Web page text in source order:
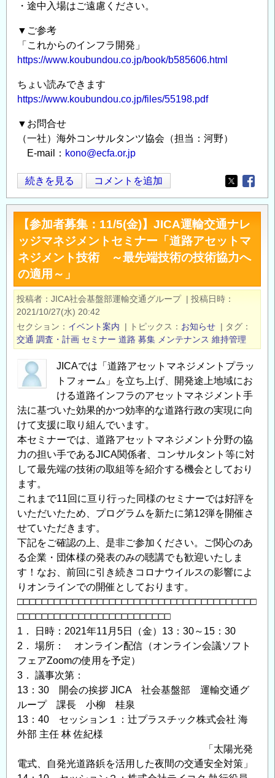
・途中入場はご遠慮ください。
▼ご参考
「これからのインフラ開発」
https://www.koubundou.co.jp/book/b585606.html
ちょい読みできます
https://www.koubundou.co.jp/files/55198.pdf
▼お問合せ
（一社）海外コンサルタンツ協会（担当：河野）
E-mail： kono@ecfa.or.jp
SSDGs
勉
強
会
「こ
れ
か
ら
の
ン
フ
ラ
開
（11
月
～
1
月）
＠
Zoom
ご
案
内
の
続きを見る コメントを追加
Opens in
【参加者募集：11/5(金)】JICA運輸交通ナレ
ッジマネジメントセミナー「道路アセットマ
ネジメント技術 ～最先端技術の技術協力へ
の適用～」
投稿者 JICA社会基盤部運輸交通グループ | 投稿日時
2021/10/27(水) 20:42
セクション
イベント案内 | トピックス お知らせ | タグ
交通 調査・計画 セミナー 道路 募集 メンテナンス 維持管理
JICAでは「道路アセットマネジメントプラッ
トフォーム」を立ち上げ、開発途上地域にお
ける道路インフラのアセットマネジメント手
法に基づいた効果的かつ効率的な道路行政の実現に向
けて支援に取り組んでいます。
本セミナーでは、道路アセットマネジメント分野の協
力の担い手であるJICA関係者、コンサルタント等に対
して最先端の技術の取組等を紹介する機会としており
ます。
これまで11回に亘り行った同様のセミナーでは好評を
いただいたため、プログラムを新たに第12弾を開催さ
せていただきます。
下記をご確認の上、是非ご参加ください。ご関心のあ
る企業・団体様の発表のみの聴講でも歓迎いたしま
す！なお、前回に引き続きコロナウイルスの影響によ
りオンラインでの開催としております。
□□□□□□□□□□□□□□□□□□□□□□□□□□□□□□□□□□□□□□□
□□□□□□□□□□□□□□□□□□□□□□□□□
1． 日時：2021年11月5日（金）13：30～15：30
2． 場所： オンライン配信（オンライン会議ソフト
フェアZoomの使用を予定）
3． 議事次第：
13：30 開会の挨拶 JICA 社会基盤部 運輸交通グ
ループ 課長 小柳 桂泉
13：40 セッション１：辻プラスチック株式会社 海
外部 主任 林 佐紀様
「太陽光発
電式、自発光道路鋲を活用した夜間の交通安全対策」